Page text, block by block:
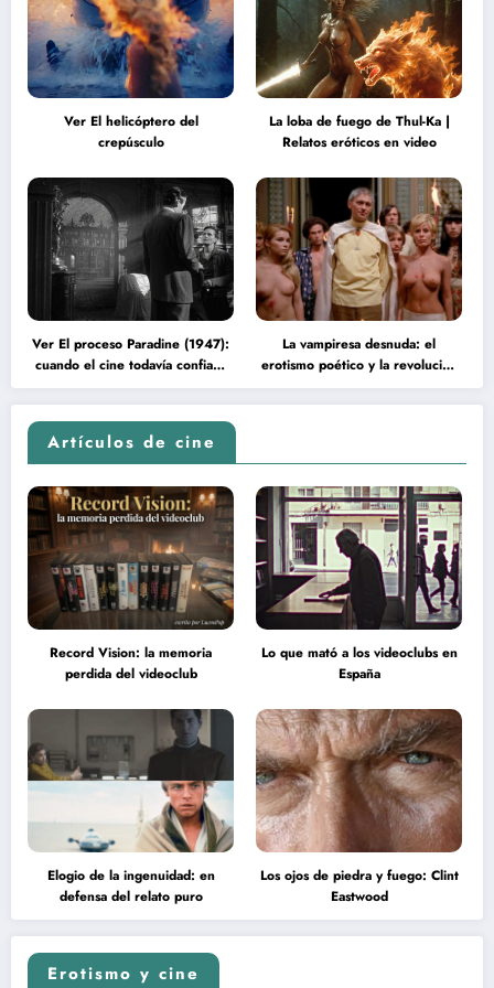
Ver El helicóptero del
crepúsculo
La loba de fuego de Thul-Ka |
Relatos eróticos en video
Ver El proceso Paradine (1947):
cuando el cine todavía confiaba
en la inteligencia del espectador
La vampiresa desnuda: el
erotismo poético y la revolución
psicodélica de Jean Rollin
Artículos de cine
Record Vision: la memoria
perdida del videoclub
Lo que mató a los videoclubs en
España
Elogio de la ingenuidad: en
defensa del relato puro
Los ojos de piedra y fuego: Clint
Eastwood
Erotismo y cine